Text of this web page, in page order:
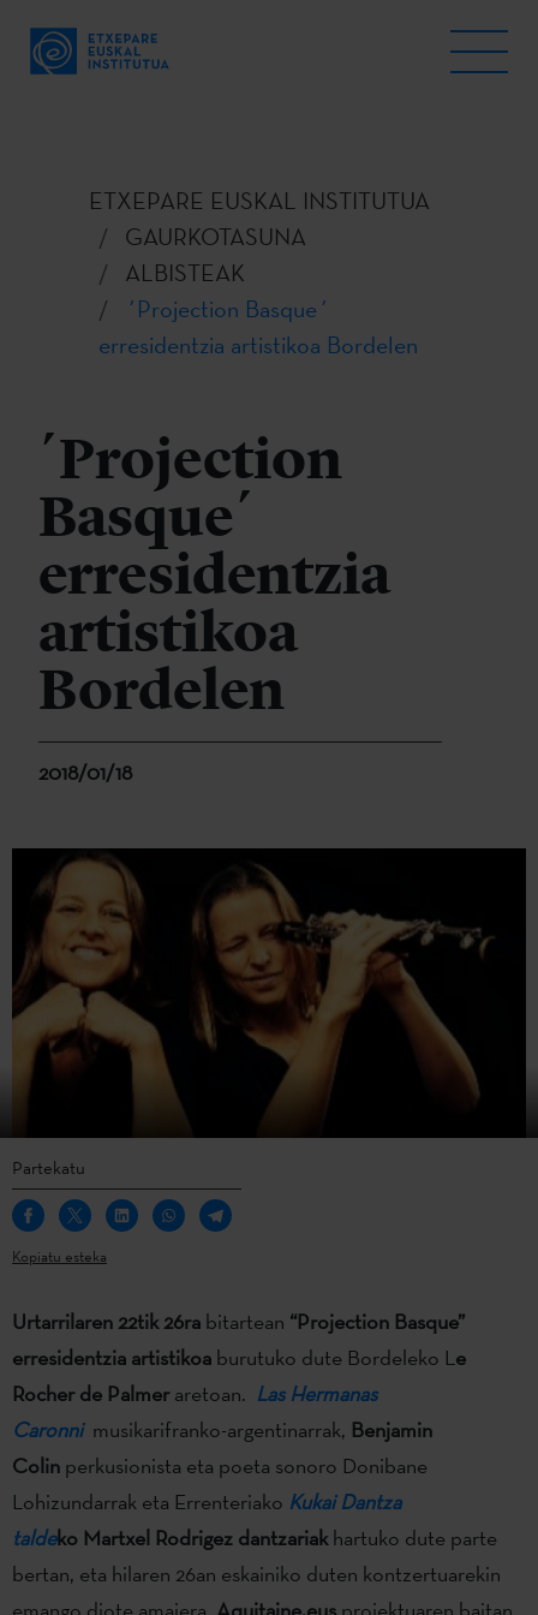
ETXEPARE EUSKAL INSTITUTUA
GAURKOTASUNA
ALBISTEAK
´Projection Basque´
erresidentzia artistikoa Bordelen
´Projection
Basque´
erresidentzia
artistikoa
Bordelen
2018/01/18
Partekatu
Kopiatu esteka
Urtarrilaren 22tik 26ra bitartean “Projection Basque”
erresidentzia artistikoa burutuko dute Bordeleko Le
Rocher de Palmeraretoan. Las Hermanas
Caronni musikarifranko-argentinarrak, Benjamin
Colin perkusionista eta poeta sonoro Donibane
Lohizundarrak eta Errenteriako Kukai Dantza
taldeko Martxel Rodrigez dantzariakhartuko dute parte
bertan, eta hilaren 26an eskainiko duten kontzertuarekin
emango diote amaiera. Aquitaine.eus proiektuaren baitan